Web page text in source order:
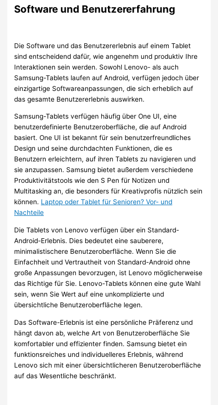
Software und Benutzererfahrung
Die Software und das Benutzererlebnis auf einem Tablet
sind entscheidend dafür, wie angenehm und produktiv Ihre
Interaktionen sein werden. Sowohl Lenovo- als auch
Samsung-Tablets laufen auf Android, verfügen jedoch über
einzigartige Softwareanpassungen, die sich erheblich auf
das gesamte Benutzererlebnis auswirken.
Samsung-Tablets verfügen häufig über One UI, eine
benutzerdefinierte Benutzeroberfläche, die auf Android
basiert. One UI ist bekannt für sein benutzerfreundliches
Design und seine durchdachten Funktionen, die es
Benutzern erleichtern, auf ihren Tablets zu navigieren und
sie anzupassen. Samsung bietet außerdem verschiedene
Produktivitätstools wie den S Pen für Notizen und
Multitasking an, die besonders für Kreativprofis nützlich sein
können. Laptop oder Tablet für Senioren? Vor- und
Nachteile
Die Tablets von Lenovo verfügen über ein Standard-
Android-Erlebnis. Dies bedeutet eine sauberere,
minimalistischere Benutzeroberfläche. Wenn Sie die
Einfachheit und Vertrautheit von Standard-Android ohne
große Anpassungen bevorzugen, ist Lenovo möglicherweise
das Richtige für Sie. Lenovo-Tablets können eine gute Wahl
sein, wenn Sie Wert auf eine unkomplizierte und
übersichtliche Benutzeroberfläche legen.
Das Software-Erlebnis ist eine persönliche Präferenz und
hängt davon ab, welche Art von Benutzeroberfläche Sie
komfortabler und effizienter finden. Samsung bietet ein
funktionsreiches und individuelleres Erlebnis, während
Lenovo sich mit einer übersichtlicheren Benutzeroberfläche
auf das Wesentliche beschränkt.